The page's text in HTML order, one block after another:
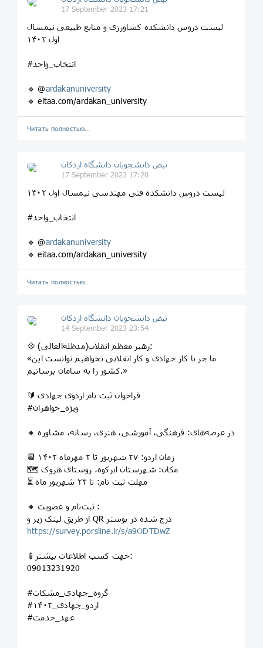
17 September 2023 17:21
لیست دروس دانشکده کشاورزی و منابع طبیعی نیمسال
اول ۱۴۰۲
#انتخاب_واحد
🔹 @ardakanuniversity
🔹 eitaa.com/ardakan_university
Читать полностью…
نبض دانشجویان دانشگاه اردکان
17 September 2023 17:20
لیست دروس دانشکده فنی مهندسی نیمسال اول ۱۴۰۲
#انتخاب_واحد
🔹 @ardakanuniversity
🔹 eitaa.com/ardakan_university
Читать полностью…
نبض دانشجویان دانشگاه اردکان
14 September 2023 23:54
💠 رهبر معظم انقلاب(مدظله‌العالی):
«ما جز با کار جهادی و کار انقلابی نخواهیم توانست این
کشور را به سامان برسانیم.»
🔰 فراخوان ثبت نام اردوی جهادی
#ویژه_خواهران
🔸 در عرصه‌های: فرهنگی، آموزشی، هنری، رسانه، مشاوره
📆 زمان اردو: ۲۷ شهریور تا ۲ مهرماه ۱۴۰۲
🗺️ مکان: شهرستان ابرکوه، روستای هروک
⏳ مهلت ثبت نام: تا ۲۴ شهریور ماه
🔸 ثبت‌نام و عضویت :
از طریق لینک زیر و QR درج شده در پوستر
https://survey.porsline.ir/s/a9ODTDwZ
📱جهت کسب اطلاعات بیشتر:
09013231920
#گروه_جهادی_مشکات
#اردو_جهادی_۱۴۰۲
#عهد_خدمت